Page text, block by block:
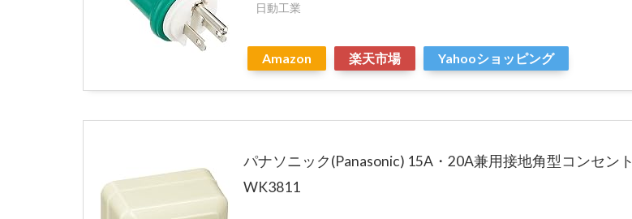
日動工業
Amazon 楽天市場 Yahooショッピング
パナソニック(Panasonic) 15A・20A兼用接地角型コンセント
WK3811